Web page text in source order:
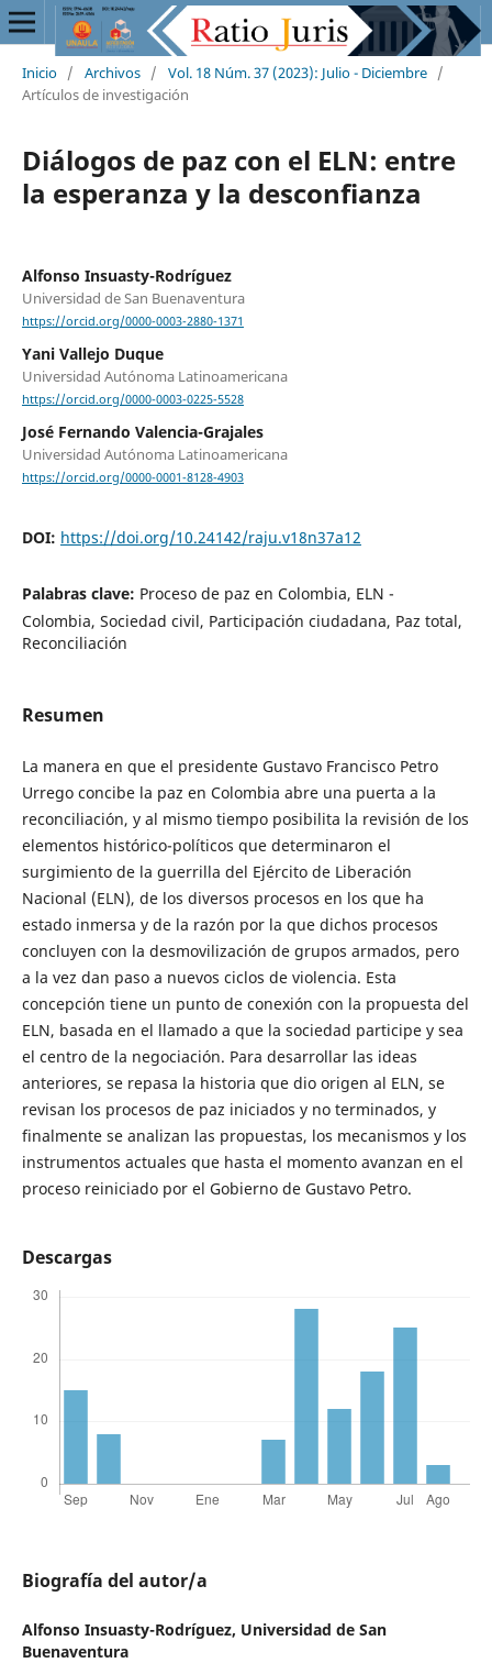
Inicio / Archivos / Vol. 18 Núm. 37 (2023): Julio - Diciembre /
Artículos de investigación
Diálogos de paz con el ELN: entre
la esperanza y la desconfianza
Alfonso Insuasty-Rodríguez
Universidad de San Buenaventura
https://orcid.org/0000-0003-2880-1371
Yani Vallejo Duque
Universidad Autónoma Latinoamericana
https://orcid.org/0000-0003-0225-5528
José Fernando Valencia-Grajales
Universidad Autónoma Latinoamericana
https://orcid.org/0000-0001-8128-4903
DOI: https://doi.org/10.24142/raju.v18n37a12
Palabras clave: Proceso de paz en Colombia, ELN -
Colombia, Sociedad civil, Participación ciudadana, Paz total,
Reconciliación
Resumen
La manera en que el presidente Gustavo Francisco Petro
Urrego concibe la paz en Colombia abre una puerta a la
reconciliación, y al mismo tiempo posibilita la revisión de los
elementos histórico-políticos que determinaron el
surgimiento de la guerrilla del Ejército de Liberación
Nacional (ELN), de los diversos procesos en los que ha
estado inmersa y de la razón por la que dichos procesos
concluyen con la desmovilización de grupos armados, pero
a la vez dan paso a nuevos ciclos de violencia. Esta
concepción tiene un punto de conexión con la propuesta del
ELN, basada en el llamado a que la sociedad participe y sea
el centro de la negociación. Para desarrollar las ideas
anteriores, se repasa la historia que dio origen al ELN, se
revisan los procesos de paz iniciados y no terminados, y
finalmente se analizan las propuestas, los mecanismos y los
instrumentos actuales que hasta el momento avanzan en el
proceso reiniciado por el Gobierno de Gustavo Petro.
Descargas
Biografía del autor/a
Alfonso Insuasty-Rodríguez, Universidad de San
Buenaventura